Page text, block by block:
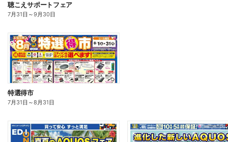
聴こえサポートフェア
7月31日 ～9月30日
特選得市
7月31日 ～8月31日